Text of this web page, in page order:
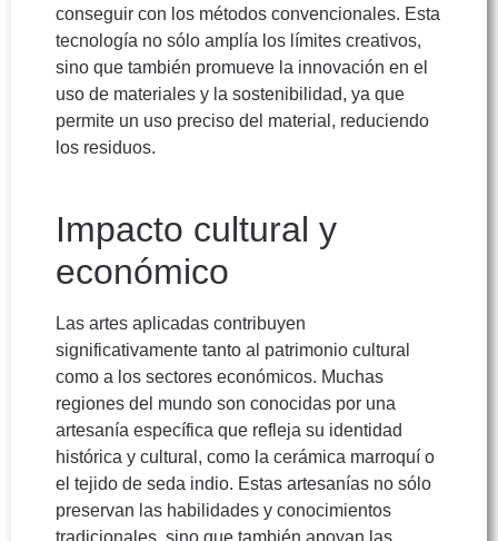
conseguir con los métodos convencionales. Esta
tecnología no sólo amplía los límites creativos,
sino que también promueve la innovación en el
uso de materiales y la sostenibilidad, ya que
permite un uso preciso del material, reduciendo
los residuos.
Impacto cultural y
económico
Las artes aplicadas contribuyen
significativamente tanto al patrimonio cultural
como a los sectores económicos. Muchas
regiones del mundo son conocidas por una
artesanía específica que refleja su identidad
histórica y cultural, como la cerámica marroquí o
el tejido de seda indio. Estas artesanías no sólo
preservan las habilidades y conocimientos